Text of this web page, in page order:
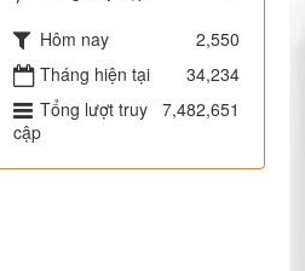
Hôm nay
2,550
Tháng hiện tại
34,234
Tổng lượt truy
cập
7,482,651